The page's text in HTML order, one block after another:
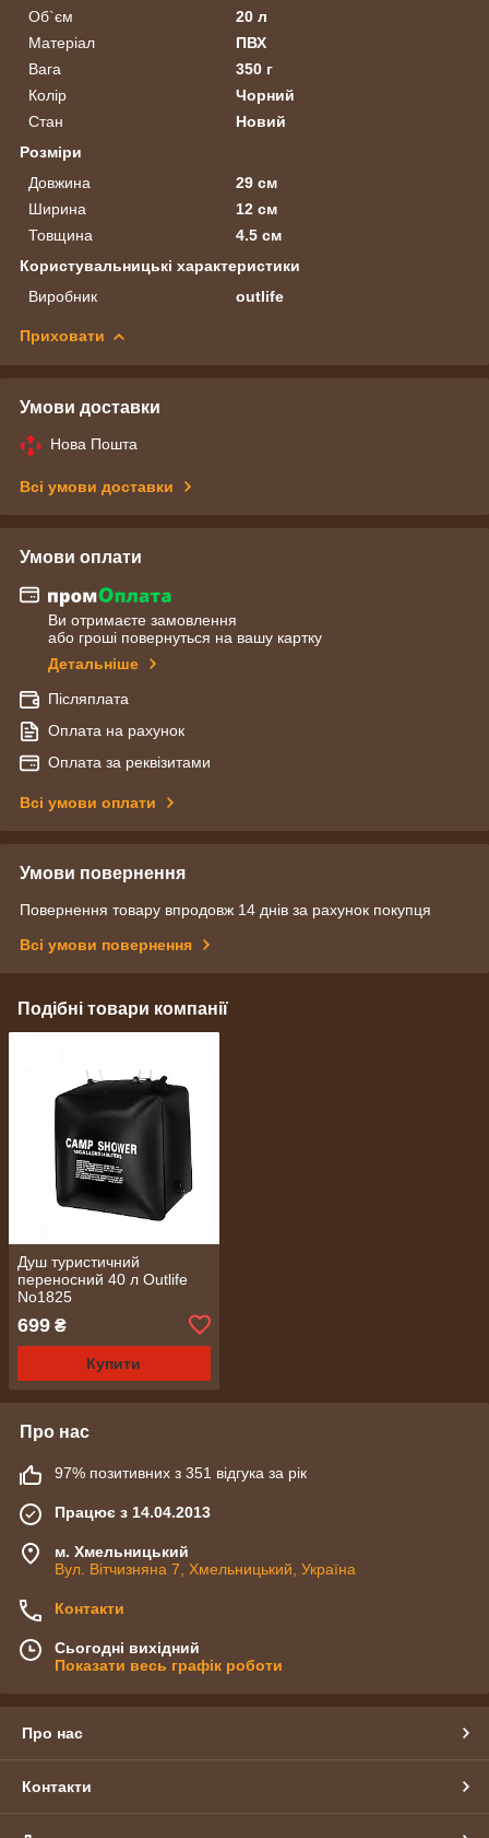
Об`єм
20 л
Матеріал
ПВХ
Вага
350 г
Колір
Чорний
Стан
Новий
Розміри
Довжина
29 см
Ширина
12 см
Товщина
4.5 см
Користувальницькі характеристики
Виробник
outlife
Приховати
Умови доставки
Нова Пошта
Всі умови доставки
Умови оплати
Ви отримаєте замовлення
або гроші повернуться на вашу картку
Детальніше
Післяплата
Оплата на рахунок
Оплата за реквізитами
Всі умови оплати
Умови повернення
Повернення товару впродовж 14 днів за рахунок покупця
Всі умови повернення
Подібні товари компанії
Душ туристичний
переносний 40 л Outlife
No1825
699 ₴
Купити
Про нас
97% позитивних з 351 відгука за рік
Працює з 14.04.2013
м. Хмельницький
Вул. Вітчизняна 7, Хмельницький, Україна
Контакти
Сьогодні вихідний
Показати весь графік роботи
Про нас
Контакти